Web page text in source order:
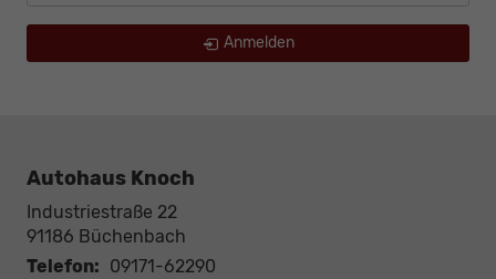
Anmelden
Autohaus Knoch
Industriestraße 22
91186 Büchenbach
Telefon: 09171-62290